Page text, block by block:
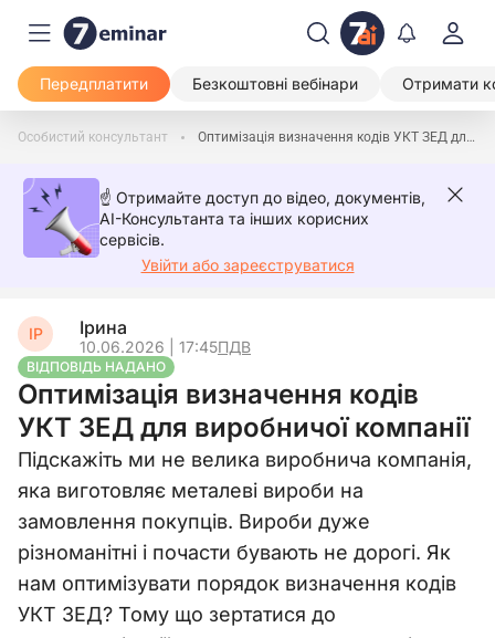
Передплатити Безкоштовні вебінари Отримати
Особистий консультант Оптимізація визначення кодів УКТ ЗЕД для виробничої компанії
☝️ Отримайте доступ до відео, документів,
AI-Консультанта та інших корисних
сервісів.
Увійти або зареєструватися
ІР Ірина
10.06.2026 | 17:45ПДВ
ВІДПОВІДЬ НАДАНО
Оптимізація визначення кодів
УКТ ЗЕД для виробничої компанії
Підскажіть ми не велика виробнича компанія,
яка виготовляє металеві вироби на
замовлення покупців. Вироби дуже
різноманітні і почасти бувають не дорогі. Як
нам оптимізувати порядок визначення кодів
УКТ ЗЕД? Тому що зертатися до